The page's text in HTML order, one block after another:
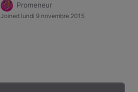
Promeneur
Joined lundi 9 novembre 2015